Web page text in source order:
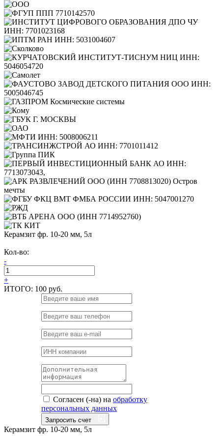
Керамзит фр. 10-20 мм, 5л
Кол-во:
-
+
ИТОГО: 100 руб.
Согласен (-на) на обработку
персональных данных
Запросить счет
Керамзит фр. 10-20 мм, 5л